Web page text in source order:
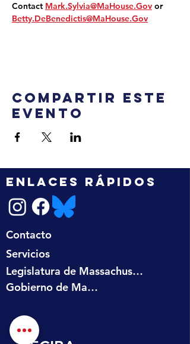
Contact Mark.Sylvia@MaHouse.Gov or
Betty.DeBenedictis@MaHouse.Gov
Compartir este
evento
ENLACES RÁPIDOS
Contacto
Servicios
Legislatura de Massachusetts
Gobierno de Massachusetts